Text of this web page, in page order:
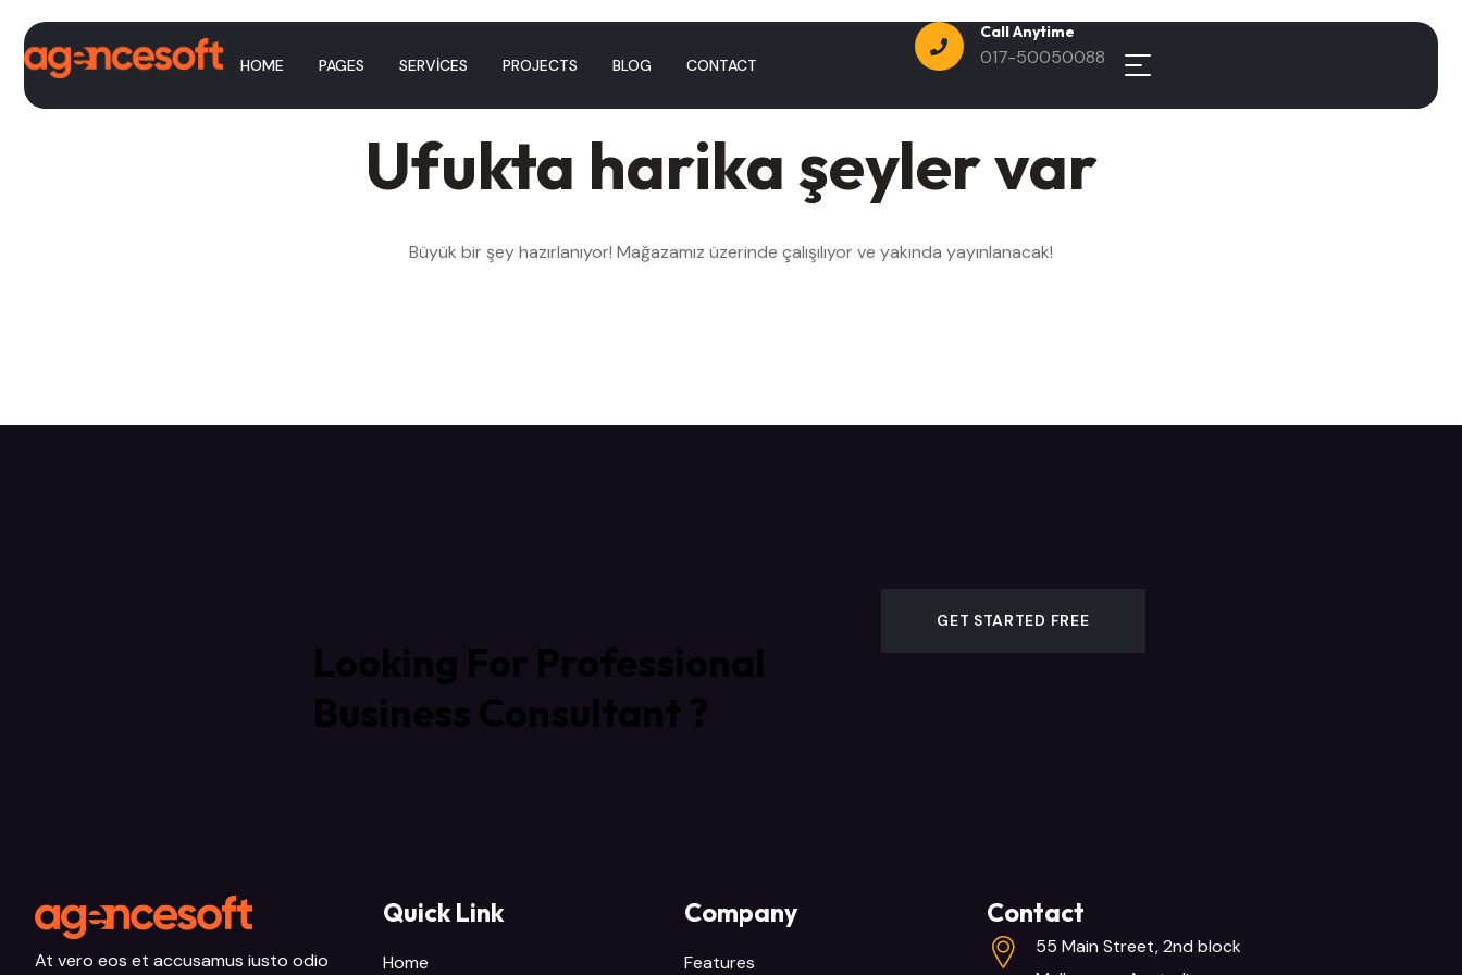
HOME PAGES SERVICES PROJECTS BLOG CONTACT
Call Anytime
017-50050088
Ufukta harika şeyler var
Büyük bir şey hazırlanıyor! Mağazamız üzerinde çalışılıyor ve yakında yayınlanacak!
Looking For Professional
Business Consultant ?
GET STARTED FREE
At vero eos et accusamus iusto odio
Quick Link
Home
Company
Features
Contact
55 Main Street, 2nd block